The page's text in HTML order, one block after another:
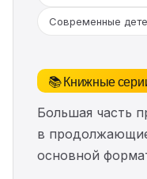
Современные
📚 Книжные
Большая часть
в
основной